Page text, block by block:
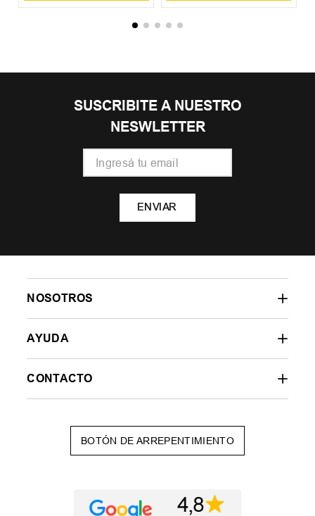
SUSCRIBITE A NUESTRO
NESWLETTER
ENVIAR
NOSOTROS
AYUDA
CONTACTO
BOTÓN DE ARREPENTIMIENTO